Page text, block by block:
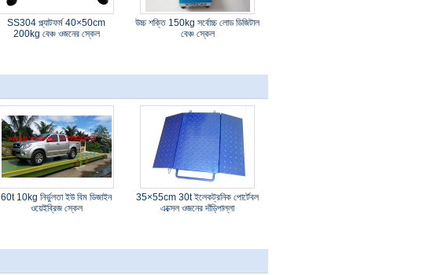
SS304 প্ল্যাটফর্ম 40×50cm
200kg বেঞ্চ ওজনের স্কেল
উচ্চ শক্তি 150kg সর্বোচ্চ লোড ডিজিটাল
বেঞ্চ স্কেল
60t 10kg নির্ভুলতা ইউ বিম ডিজাইন
ওয়েইব্রিজ স্কেল
35×55cm 30t ইলেকট্রনিক পোর্টেবল
এক্সেল ওজনের দাঁড়িপাল্লা